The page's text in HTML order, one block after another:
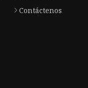
Contáctenos